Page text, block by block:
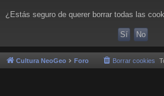
¿Estás seguro de querer borrar todas las
Cultura NeoGeo Foro Borrar cookies